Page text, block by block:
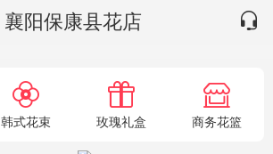
襄阳保康县花店
韩式花束 玫瑰礼盒 商务花篮